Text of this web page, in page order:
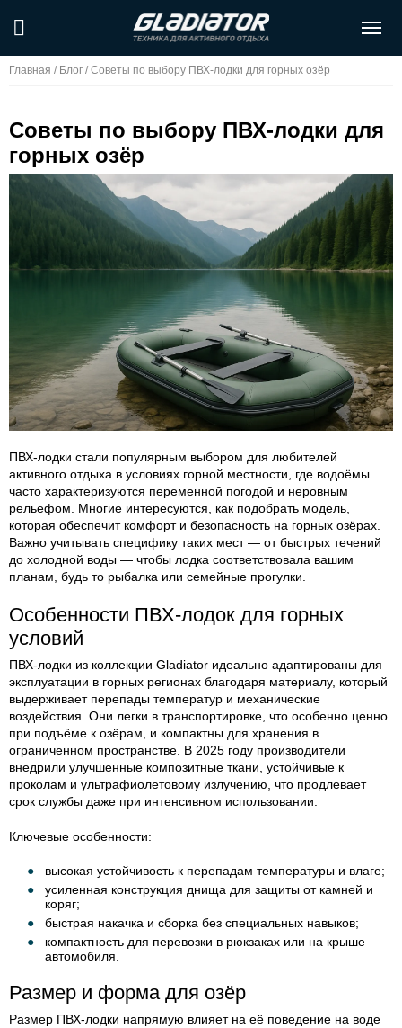
Главная / Блог / Советы по выбору ПВХ-лодки для горных озёр
Советы по выбору ПВХ-лодки для
горных озёр
ПВХ-лодки стали популярным выбором для любителей
активного отдыха в условиях горной местности, где водоёмы
часто характеризуются переменной погодой и неровным
рельефом. Многие интересуются, как подобрать модель,
которая обеспечит комфорт и безопасность на горных озёрах.
Важно учитывать специфику таких мест — от быстрых течений
до холодной воды — чтобы лодка соответствовала вашим
планам, будь то рыбалка или семейные прогулки.
Особенности ПВХ-лодок для горных
условий
ПВХ-лодки из коллекции Gladiator идеально адаптированы для
эксплуатации в горных регионах благодаря материалу, который
выдерживает перепады температур и механические
воздействия. Они легки в транспортировке, что особенно ценно
при подъёме к озёрам, и компактны для хранения в
ограниченном пространстве. В 2025 году производители
внедрили улучшенные композитные ткани, устойчивые к
проколам и ультрафиолетовому излучению, что продлевает
срок службы даже при интенсивном использовании.
Ключевые особенности:
высокая устойчивость к перепадам температуры и влаге;
усиленная конструкция днища для защиты от камней и
коряг;
быстрая накачка и сборка без специальных навыков;
компактность для перевозки в рюкзаках или на крыше
автомобиля.
Размер и форма для озёр
Размер ПВХ-лодки напрямую влияет на её поведение на воде